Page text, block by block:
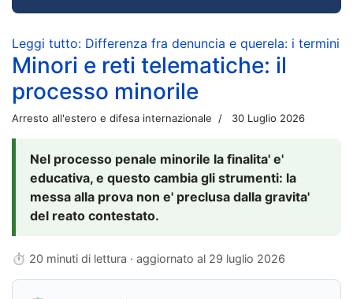
Leggi tutto: Differenza fra denuncia e querela: i termini
Minori e reti telematiche: il
processo minorile
Arresto all'estero e difesa internazionale 30 Luglio 2026
Nel processo penale minorile la finalita' e'
educativa, e questo cambia gli strumenti: la
messa alla prova non e' preclusa dalla gravita'
del reato contestato.
⏱ 20 minuti di lettura · aggiornato al 29 luglio 2026